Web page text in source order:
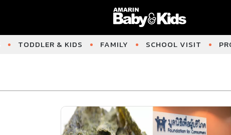
TODDLER & KIDS FAMILY SCHOOL VISIT